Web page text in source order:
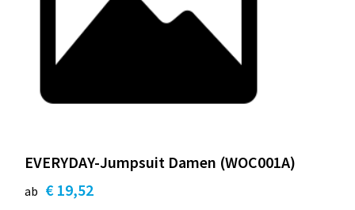
EVERYDAY-Jumpsuit Damen (WOC001A)
ab € 19,52